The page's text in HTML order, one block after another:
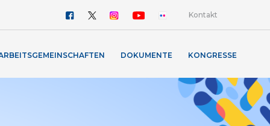
Kontakt
DOKUMENTE KONGRESSE